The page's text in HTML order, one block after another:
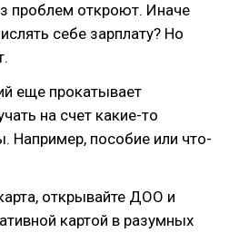
проблем откроют. Иначе
себе зарплату? Но
еще прокатывает
на счет какие-то
Например, пособие или что-
открывайте ДОО и
картой в разумных